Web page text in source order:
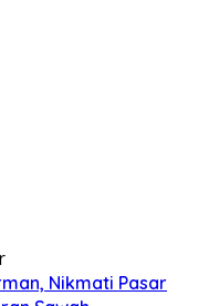
Nikmati Pasar